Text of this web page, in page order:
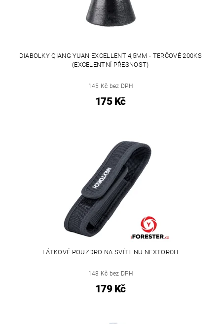
DIABOLKY QIANG YUAN EXCELLENT 4,5MM - TERČOVÉ 200KS
(EXCELENTNÍ PŘESNOST)
145 Kč bez DPH
175 Kč
LÁTKOVÉ POUZDRO NA SVÍTILNU NEXTORCH
148 Kč bez DPH
179 Kč